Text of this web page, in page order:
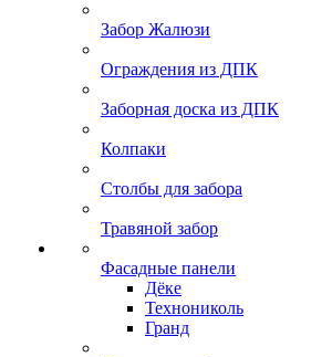
Забор Жалюзи
Ограждения из ДПК
Заборная доска из ДПК
Колпаки
Столбы для забора
Травяной забор
Фасадные панели
Дёке
Технониколь
Гранд